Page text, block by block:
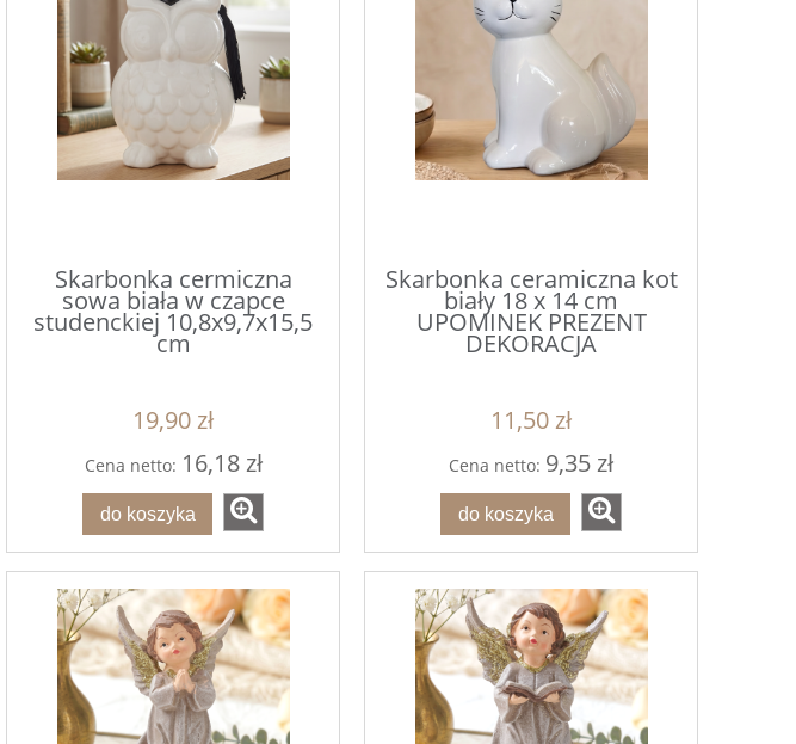
2,00 zł
do koszyka
7,00 zł
Skarbonka cermiczna
sowa biała w czapce
studenckiej 10,8x9,7x15,5
cm
19,90 zł
Cena netto: 16,18 zł
do koszyka
Skarbonka ceramiczna kot
biały 18 x 14 cm
UPOMINEK PREZENT
DEKORACJA
11,50 zł
Cena netto: 9,35 zł
do koszyka